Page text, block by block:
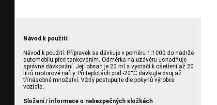
Návod k použití
Návod k použití: Přípravek se dávkuje v poměru 1:1000 do nádrže
automobilu před tankováním. Odměrka na uzávěru usnadňuje
správné dávkování. Její obsah je 20 ml a vystačí k ošetření až 20
litrů motorové nafty. Při teplotách pod -20°C dávkujte dvoj až
třínásobné množství. Vždy postupujte dle pokynů výrobce
vozidla.
Složení / informace o nebezpečných složkách